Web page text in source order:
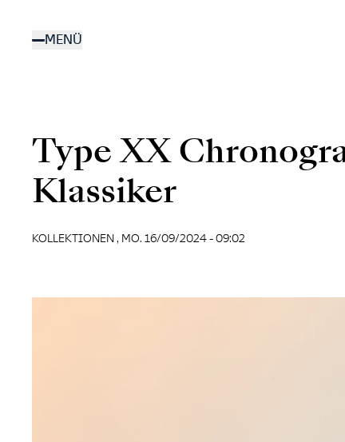
MENÜ
Type XX
Klassiker
KOLLEKTIONEN , MO. 16/09/2024 - 09:02